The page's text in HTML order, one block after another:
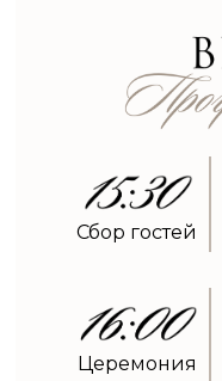
Сбор гостей
Церемония